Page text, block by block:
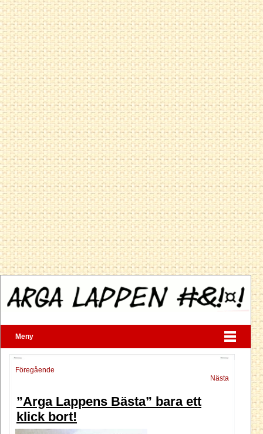
Meny
Föregående
Nästa
”Arga Lappens Bästa” bara ett
klick bort!